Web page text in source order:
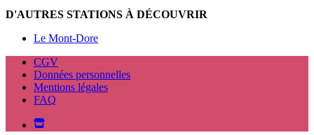
D'AUTRES STATIONS À DÉCOUVRIR
Le Mont-Dore
CGV
Données personnelles
Mentions légales
FAQ